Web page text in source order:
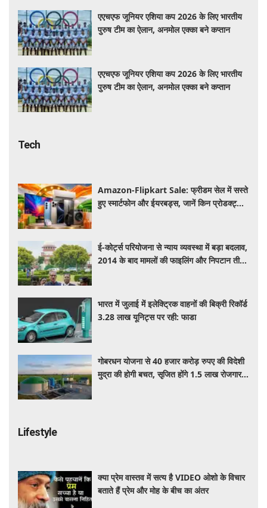
एएचएफ जूनियर एशिया कप 2026 के लिए भारतीय
पुरुष टीम का ऐलान, अनमोल एक्का बने कप्तान
एएचएफ जूनियर एशिया कप 2026 के लिए भारतीय
पुरुष टीम का ऐलान, अनमोल एक्का बने कप्तान
Tech
Amazon-Flipkart Sale: फ्रीडम सेल में सस्ते
हुए स्मार्टफोन और ईयरबड्स, जानें किन प्रोडक्ट्स
ई-कोर्ट्स परियोजना से न्याय व्यवस्था में बड़ा बदलाव,
2014 के बाद मामलों की फाइलिंग और निपटान तीन
भारत में जुलाई में इलेक्ट्रिक वाहनों की बिक्री रिकॉर्ड
3.28 लाख यूनिट्स पर रही: फाडा
गोबरधन योजना से 40 हजार करोड़ रुपए की विदेशी
मुद्रा की होगी बचत, सृजित होंगे 1.5 लाख रोजगार:
Lifestyle
क्या प्रेम वास्तव में सत्य है VIDEO ओशो के विचार
बताते हैं प्रेम और मोह के बीच का अंतर